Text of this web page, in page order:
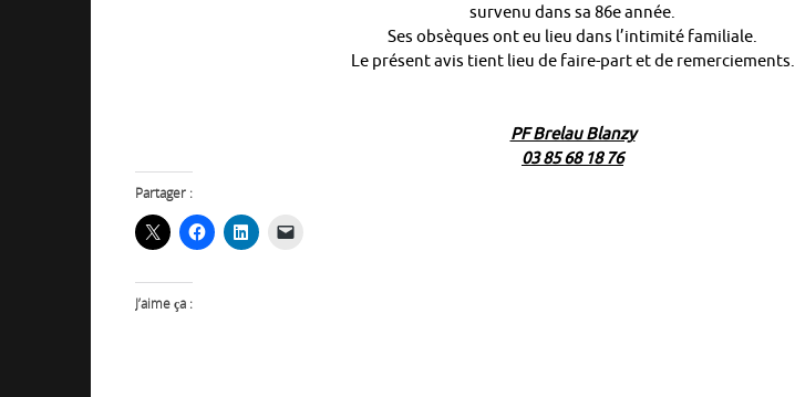
survenu dans sa 86e année.
Ses obsèques ont eu lieu dans l’intimité familiale.
Le présent avis tient lieu de faire-part et de remerciements.
PF Brelau Blanzy
03 85 68 18 76
Partager :
J’aime ça :